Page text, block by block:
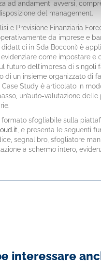
ad andamenti avversi,
del management.
e Previsione Finanziaria
da imprese e
in Sda Bocconi) è
come impostare e
futuro dell’impresa di singoli
di un insieme organizzato di
Case Study è articolato in
un’auto-valutazione delle
formato sfogliabile sulla
, e presenta le seguenti
segnalibro, sfogliatore
a schermo intero,
interessare